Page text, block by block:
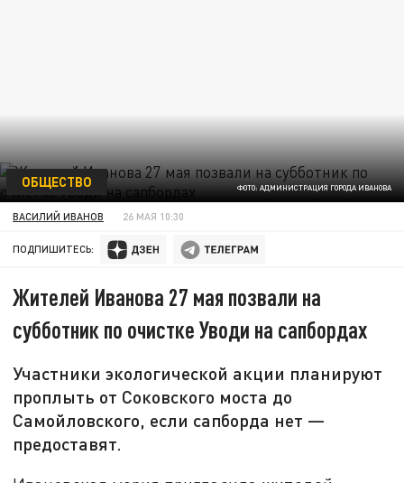
ФОТО: АДМИНИСТРАЦИЯ ГОРОДА ИВАНОВА
ОБЩЕСТВО
ВАСИЛИЙ ИВАНОВ 26 МАЯ 10:30
ПОДПИШИТЕСЬ:
Жителей Иванова 27 мая позвали на
субботник по очистке Уводи на сапбордах
Участники экологической акции планируют
проплыть от Соковского моста до
Самойловского, если сапборда нет —
предоставят.